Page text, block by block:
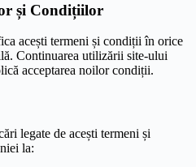
și Condițiilor
acești termeni și condiții în orice
Continuarea utilizării site-ului
acceptarea noilor condiții.
legate de acești termeni și
la: